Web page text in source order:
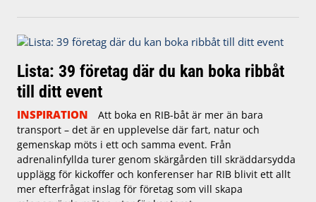
Lista: 39 företag där du kan boka ribbåt
till ditt event
INSPIRATION
Att boka en RIB-båt är mer än bara
transport – det är en upplevelse där fart, natur och
gemenskap möts i ett och samma event. Från
adrenalinfyllda turer genom skärgården till skräddarsydda
upplägg för kickoffer och konferenser har RIB blivit ett allt
mer efterfrågat inslag för företag som vill skapa